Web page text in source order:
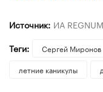
Источник: ИА REGNUM
Теги:
Сергей Миронов
летние каникулы